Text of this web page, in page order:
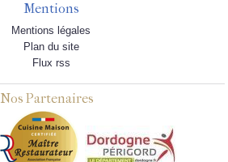
Mentions
Mentions légales
Plan du site
Flux rss
Nos Partenaires